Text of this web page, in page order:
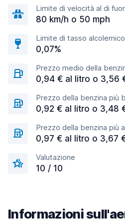
Limite di velocità al di
80 km/h o 50 mph
Limite di tasso
0,07%
Prezzo medio della
0,94 € al litro o 3,56
Prezzo della benzina più
0,92 € al litro o 3,48
Prezzo della benzina più
0,97 € al litro o 3,67
Valutazione
10 / 10
Informazioni